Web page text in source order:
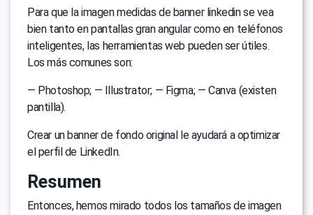
Para que la imagen medidas de banner linkedin se vea
bien tanto en pantallas gran angular como en teléfonos
inteligentes, las herramientas web pueden ser útiles.
Los más comunes son:
— Photoshop; — Illustrator; — Figma; — Canva (existen
pantilla).
Crear un banner de fondo original le ayudará a optimizar
el perfil de LinkedIn.
Resumen
Entonces, hemos mirado todos los tamaños de imagen